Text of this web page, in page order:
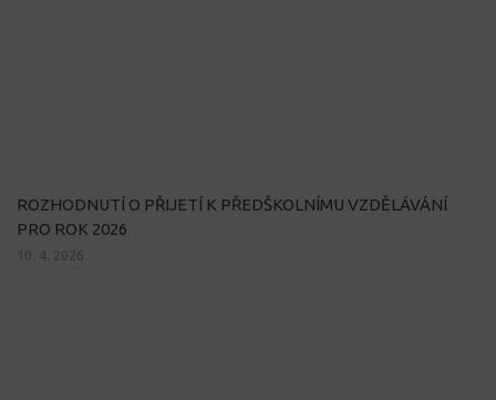
ROZHODNUTÍ O PŘIJETÍ K PŘEDŠKOLNÍMU VZDĚLÁVÁNÍ
PRO ROK 2026
10. 4. 2026